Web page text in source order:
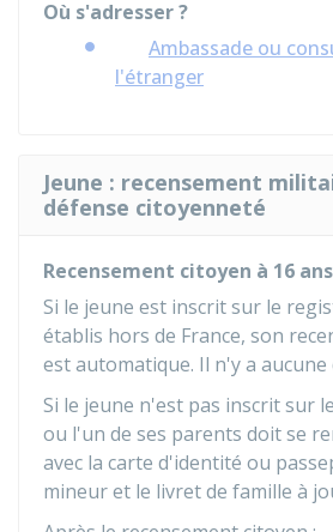
Où s'adresser ?
Ambassade ou
l'étranger
Jeune : recensement
défense citoyenneté
Recensement citoyen à 16 ans
Si le jeune est inscrit sur le
établis hors de France, son
est automatique. Il n'y a aucune
Si le jeune n'est pas inscrit sur
ou l'un de ses parents doit se
avec la carte d'identité ou
mineur et le livret de famille à